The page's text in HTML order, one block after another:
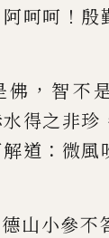
阿呵呵 ！ 殷
佛 ， 智不
得之非珍
道 ： 微風
德山小參不